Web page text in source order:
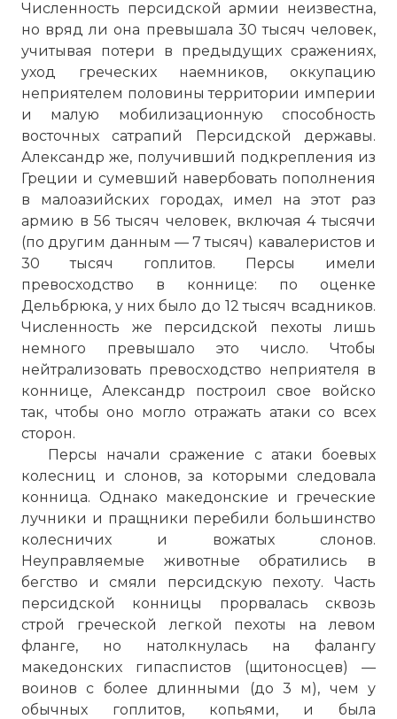
Численность персидской армии неизвестна,
но вряд ли она превышала 30 тысяч человек,
учитывая потери в предыдущих сражениях,
уход греческих наемников, оккупацию
неприятелем половины территории империи
и малую мобилизационную способность
восточных сатрапий Персидской державы.
Александр же, получивший подкрепления из
Греции и сумевший навербовать пополнения
в малоазийских городах, имел на этот раз
армию в 56 тысяч человек, включая 4 тысячи
(по другим данным — 7 тысяч) кавалеристов и
30 тысяч гоплитов. Персы имели
превосходство в коннице: по оценке
Дельбрюка, у них было до 12 тысяч всадников.
Численность же персидской пехоты лишь
немного превышало это число. Чтобы
нейтрализовать превосходство неприятеля в
коннице, Александр построил свое войско
так, чтобы оно могло отражать атаки со всех
сторон.
Персы начали сражение с атаки боевых
колесниц и слонов, за которыми следовала
конница. Однако македонские и греческие
лучники и пращники перебили большинство
колесничих и вожатых слонов.
Неуправляемые животные обратились в
бегство и смяли персидскую пехоту. Часть
персидской конницы прорвалась сквозь
строй греческой легкой пехоты на левом
фланге, но натолкнулась на фалангу
македонских гипаспистов (щитоносцев) —
воинов с более длинными (до 3 м), чем у
обычных гоплитов, копьями, и была
Би́тва при Гавгамелах (битва при
Арбе́лах, 1 октября 331 до н. э.) —
решающее сражение между армиями
Александра Македонского и
персидского царя Дария III, после
которого империя Ахеменидов
прекратила своё существование.
Является выдающимся примером
военного искусства.